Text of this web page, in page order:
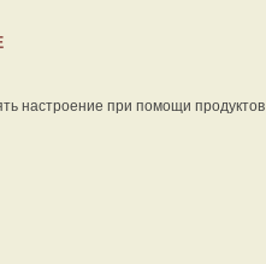
настроение при помощи продуктов